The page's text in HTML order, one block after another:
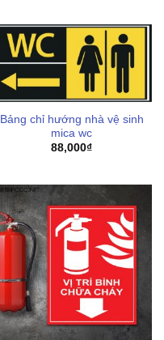
Bảng chỉ hướng nhà vệ sinh
mica wc
88,000₫